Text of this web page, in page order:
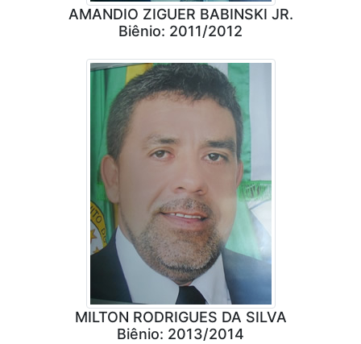
AMANDIO ZIGUER BABINSKI JR.
Biênio: 2011/2012
MILTON RODRIGUES DA SILVA
Biênio: 2013/2014